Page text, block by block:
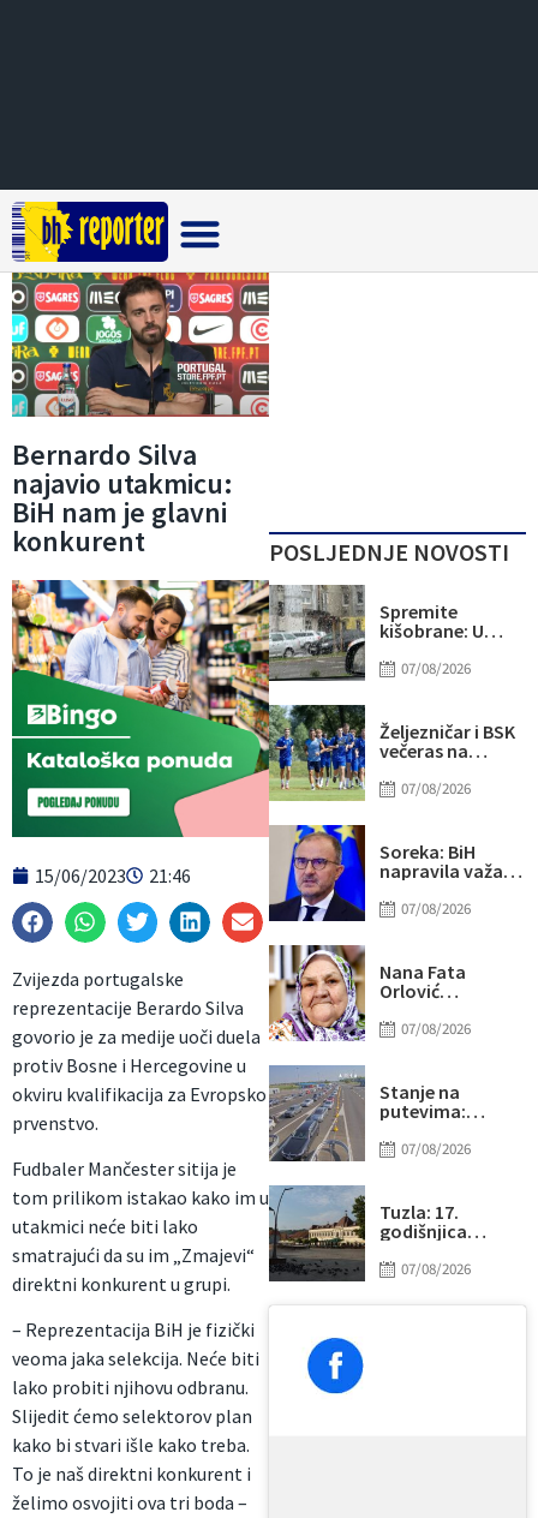
Bernardo Silva
najavio utakmicu:
BiH nam je glavni
konkurent
15/06/2023 21:46
Zvijezda portugalske
reprezentacije Berardo Silva
govorio je za medije uoči duela
protiv Bosne i Hercegovine u
okviru kvalifikacija za Evropsko
prvenstvo.
Fudbaler Mančester sitija je
tom prilikom istakao kako im u
utakmici neće biti lako
smatrajući da su im „Zmajevi“
direktni konkurent u grupi.
– Reprezentacija BiH je fizički
veoma jaka selekcija. Neće biti
lako probiti njihovu odbranu.
Slijedit ćemo selektorov plan
kako bi stvari išle kako treba.
To je naš direktni konkurent i
želimo osvojiti ova tri boda –
POSLJEDNJE NOVOSTI
Spremite
kišobrane: U
dana mogući
07/08/2026
Željezničar i BSK
večeras na
otvaraju novu
prvenstva BiH
07/08/2026
Soreka: BiH
napravila važan
putu ka EU
07/08/2026
Nana Fata
Orlović
rođendan
07/08/2026
Stanje na
putevima:
kojim graničnim
vozila na izlazu
iz BiH
07/08/2026
Tuzla: 17.
godišnjica
slobode,
07/08/2026